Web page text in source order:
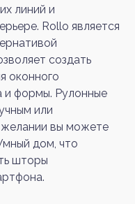
линий и
Rollo является
создать
оконного
и формы. Рулонные
или
вы можете
дом, что
шторы